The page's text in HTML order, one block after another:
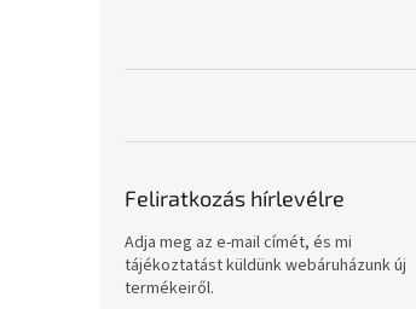
Feliratkozás hírlevélre
Adja meg az e-mail címét, és mi
tájékoztatást küldünk webáruházunk új
termékeiről.